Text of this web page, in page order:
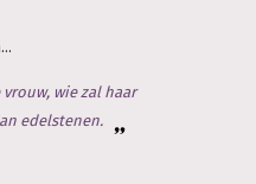
wie zal haar
edelstenen.